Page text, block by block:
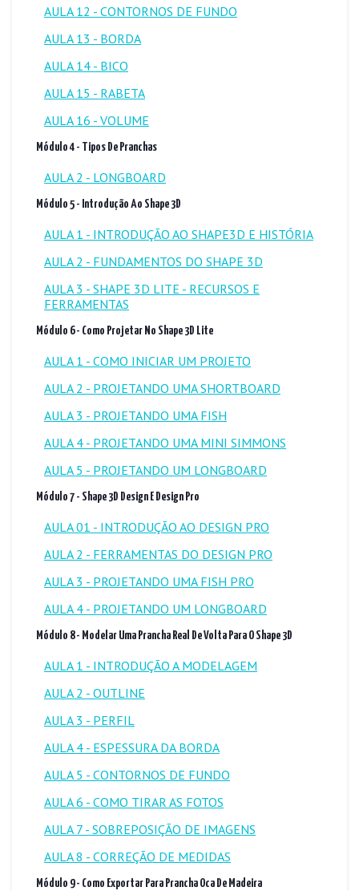
AULA 12 - CONTORNOS DE FUNDO
AULA 13 - BORDA
AULA 14 - BICO
AULA 15 - RABETA
AULA 16 - VOLUME
Módulo 4 - Tipos De Pranchas
AULA 2 - LONGBOARD
Módulo 5 - Introdução Ao Shape 3D
AULA 1 - INTRODUÇÃO AO SHAPE3D E HISTÓRIA
AULA 2 - FUNDAMENTOS DO SHAPE 3D
AULA 3 - SHAPE 3D LITE - RECURSOS E
FERRAMENTAS
Módulo 6 - Como Projetar No Shape 3D Lite
AULA 1 - COMO INICIAR UM PROJETO
AULA 2 - PROJETANDO UMA SHORTBOARD
AULA 3 - PROJETANDO UMA FISH
AULA 4 - PROJETANDO UMA MINI SIMMONS
AULA 5 - PROJETANDO UM LONGBOARD
Módulo 7 - Shape 3D Design E Design Pro
AULA 01 - INTRODUÇÃO AO DESIGN PRO
AULA 2 - FERRAMENTAS DO DESIGN PRO
AULA 3 - PROJETANDO UMA FISH PRO
AULA 4 - PROJETANDO UM LONGBOARD
Módulo 8 - Modelar Uma Prancha Real De Volta Para O Shape 3D
AULA 1 - INTRODUÇÃO A MODELAGEM
AULA 2 - OUTLINE
AULA 3 - PERFIL
AULA 4 - ESPESSURA DA BORDA
AULA 5 - CONTORNOS DE FUNDO
AULA 6 - COMO TIRAR AS FOTOS
AULA 7 - SOBREPOSIÇÃO DE IMAGENS
AULA 8 - CORREÇÃO DE MEDIDAS
Módulo 9 - Como Exportar Para Prancha Oca De Madeira